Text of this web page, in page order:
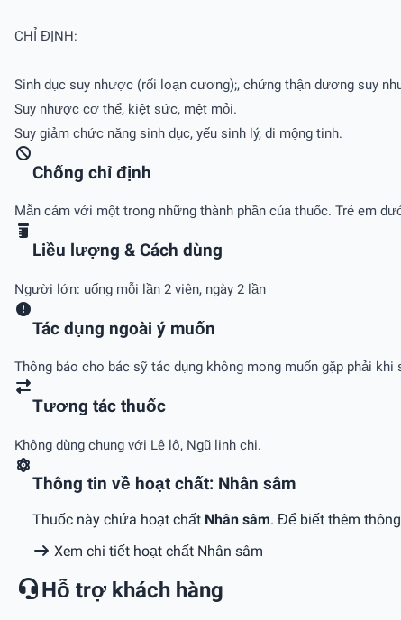
CHỈ ĐỊNH:
Sinh dục suy nhược (rối loạn cương);, chứng thận dương suy
Suy nhược cơ thể, kiệt sức, mệt mỏi.
Suy giảm chức năng sinh dục, yếu sinh lý, di mộng tinh.
Chống chỉ định
Mẫn cảm với một trong những thành phần của thuốc. Trẻ em
Liều lượng & Cách dùng
Người lớn: uống mỗi lần 2 viên, ngày 2 lần
Tác dụng ngoài ý muốn
Thông báo cho bác sỹ tác dụng không mong muốn gặp phải khi
Tương tác thuốc
Không dùng chung với Lê lô, Ngũ linh chi.
Thông tin về hoạt chất: Nhân sâm
Thuốc này chứa hoạt chất Nhân sâm. Để biết thêm
Xem chi tiết hoạt chất Nhân sâm
Hỗ trợ khách hàng